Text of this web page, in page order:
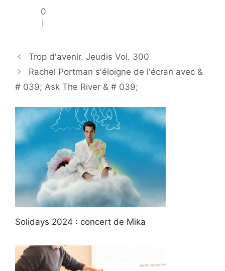
0
Trop d'avenir. Jeudis Vol. 300
Rachel Portman s'éloigne de l'écran avec &
# 039; Ask The River & # 039;
Solidays 2024 : concert de Mika